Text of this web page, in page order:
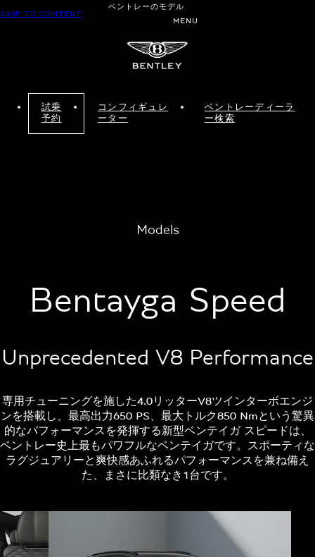
SKIP TO CONTENT
ベントレーのモデル
MENU
試乗
予約
コンフィギュレ
ーター
ベントレーディーラ
ー検索
Models
Bentayga Speed
Unprecedented V8 Performance
専用チューニングを施した4.0リッターV8ツインターボエンジ
ンを搭載し、最高出力650 PS、最大トルク850 Nmという驚異
的なパフォーマンスを発揮する新型ベンテイガ スピードは、
ベントレー史上最もパワフルなベンテイガです。スポーティな
ラグジュアリーと爽快感あふれるパフォーマンスを兼ね備え
た、まさに比類なき1台です。